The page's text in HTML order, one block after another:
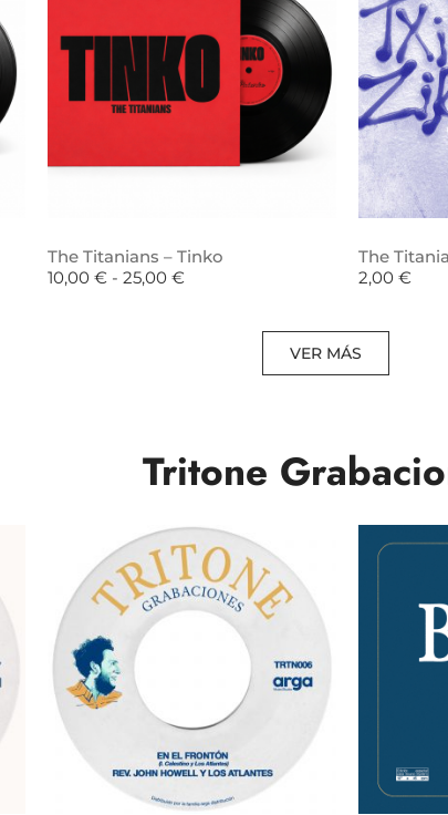
The Titanians – Tinko
10,00 € - 25,00 €
The
2,00 €
VER MÁS
Tritone